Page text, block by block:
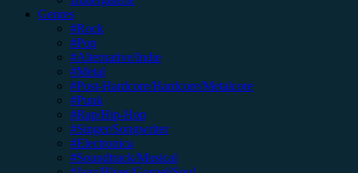
Genres
#Rock
#Pop
#Alternative/Indie
#Metal
#Post-Hardcore/Hardcore/Metalcore
#Punk
#Rap/Hip-Hop
#Singer/Songwriter
#Electronica
#Soundtrack/Musical